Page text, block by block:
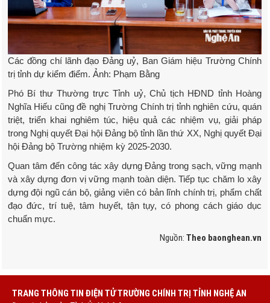
Các đồng chí lãnh đạo Đảng uỷ, Ban Giám hiệu Trường Chính
trị tỉnh dự kiểm điểm. Ảnh: Phạm Bằng
Phó Bí thư Thường trực Tỉnh uỷ, Chủ tịch HĐND tỉnh Hoàng
Nghĩa Hiếu cũng đề nghị Trường Chính trị tỉnh nghiên cứu, quán
triệt, triển khai nghiêm túc, hiệu quả các nhiệm vụ, giải pháp
trong Nghị quyết Đại hội Đảng bộ tỉnh lần thứ XX, Nghị quyết Đại
hội Đảng bộ Trường nhiệm kỳ 2025-2030.
Quan tâm đến công tác xây dựng Đảng trong sạch, vững mạnh
và xây dựng đơn vị vững mạnh toàn diện. Tiếp tục chăm lo xây
dựng đội ngũ cán bộ, giảng viên có bản lĩnh chính trị, phẩm chất
đạo đức, trí tuệ, tâm huyết, tận tụy, có phong cách giáo dục
chuẩn mực.
Nguồn: Theo baonghean.vn
TRANG THÔNG TIN ĐIỆN TỬ TRƯỜNG CHÍNH TRỊ TỈNH NGHỆ AN